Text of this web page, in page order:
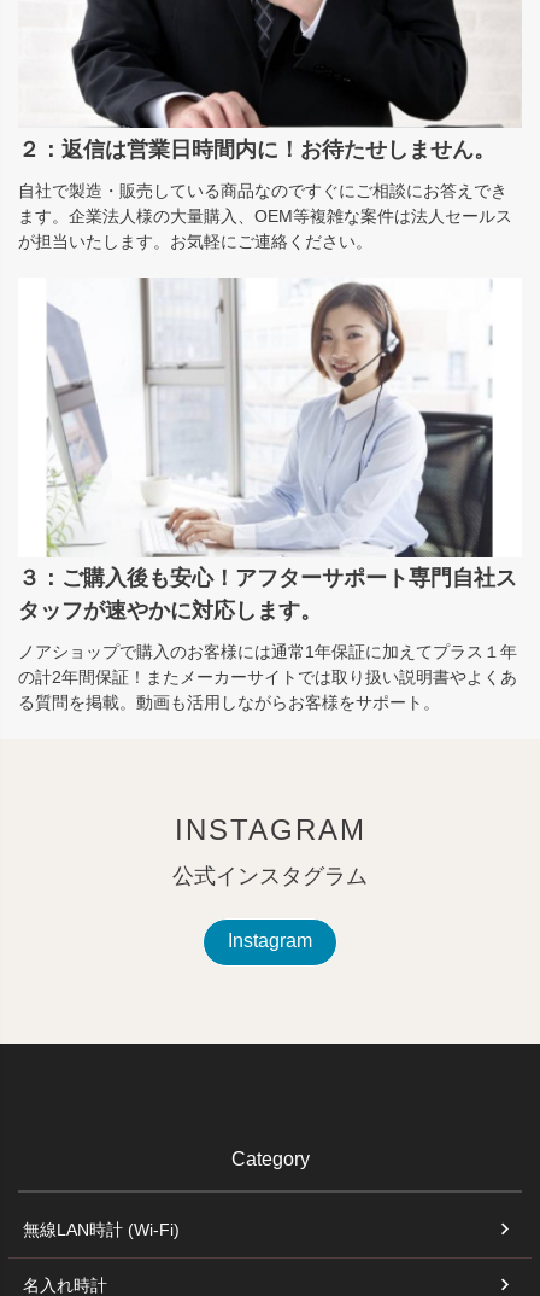
２：返信は営業日時間内に！お待たせしません。
自社で製造・販売している商品なのですぐにご相談にお答えでき
ます。企業法人様の大量購入、OEM等複雑な案件は法人セールス
が担当いたします。お気軽にご連絡ください。
３：ご購入後も安心！アフターサポート専門自社ス
タッフが速やかに対応します。
ノアショップで購入のお客様には通常1年保証に加えてプラス１年
の計2年間保証！またメーカーサイトでは取り扱い説明書やよくあ
る質問を掲載。動画も活用しながらお客様をサポート。
INSTAGRAM
公式インスタグラム
Instagram
Category
無線LAN時計 (Wi-Fi)
名入れ時計